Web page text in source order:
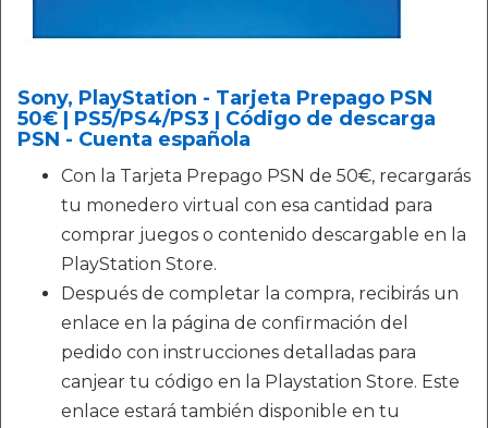
Sony, PlayStation - Tarjeta Prepago PSN
50€ | PS5/PS4/PS3 | Código de descarga
PSN - Cuenta española
Con la Tarjeta Prepago PSN de 50€, recargarás
tu monedero virtual con esa cantidad para
comprar juegos o contenido descargable en la
PlayStation Store.
Después de completar la compra, recibirás un
enlace en la página de confirmación del
pedido con instrucciones detalladas para
canjear tu código en la Playstation Store. Este
enlace estará también disponible en tu